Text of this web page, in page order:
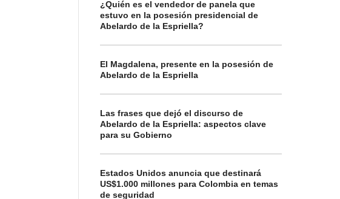
¿Quién es el vendedor de panela que
estuvo en la posesión presidencial de
Abelardo de la Espriella?
El Magdalena, presente en la posesión de
Abelardo de la Espriella
Las frases que dejó el discurso de
Abelardo de la Espriella: aspectos clave
para su Gobierno
Estados Unidos anuncia que destinará
US$1.000 millones para Colombia en temas
de seguridad